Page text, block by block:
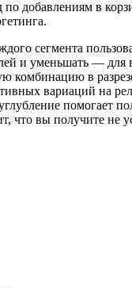
добавлениям в
сегмента
и уменьшать — для
комбинацию в
вариаций на
помогает
что вы получите не